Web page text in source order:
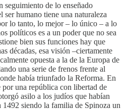
seguimiento de lo enseñado
humano tiene una naturaleza
lo tanto, lo mejor – lo único – a lo
políticos es a un poder que no sea
bien sus funciones hay que
décadas, esa visión –ciertamente
opuesta a la de la Europa de
una serie de frenos frente al
había triunfado la Reforma. En
una república con libertad de
asilo a los judíos que habían
1492 siendo la familia de Spinoza un